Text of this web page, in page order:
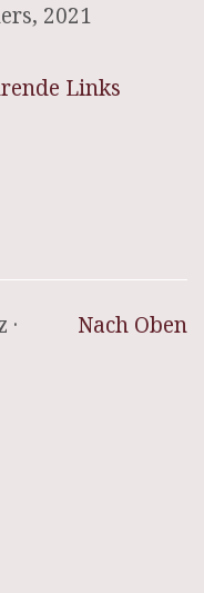
2021
Links
Nach Oben